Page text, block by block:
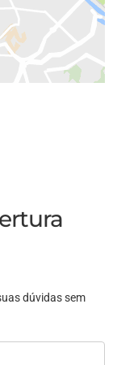
dúvidas sem